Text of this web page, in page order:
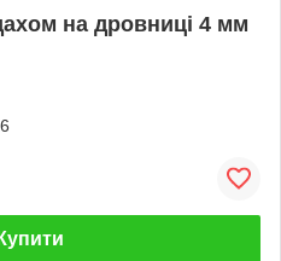
на дровниці 4 мм
Купити